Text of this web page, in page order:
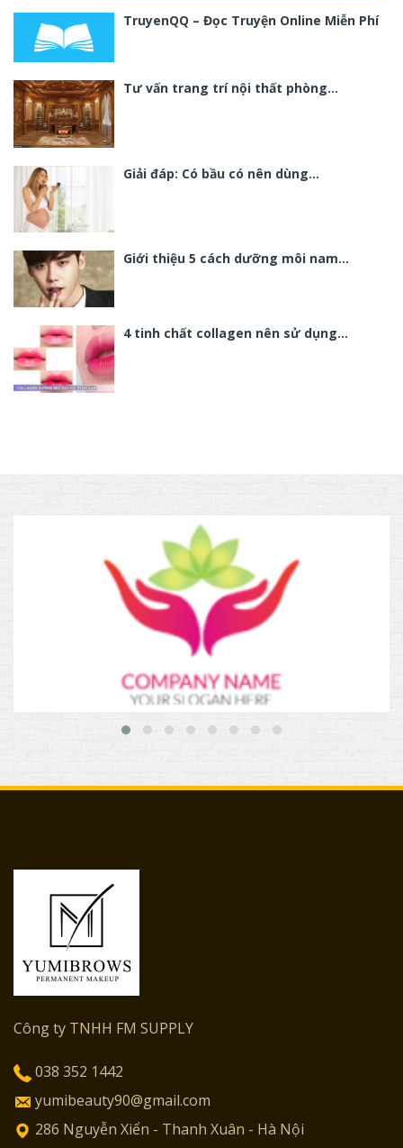
TruyenQQ – Đọc Truyện Online Miễn Phí
Tư vấn trang trí nội thất phòng…
Giải đáp: Có bầu có nên dùng…
Giới thiệu 5 cách dưỡng môi nam…
4 tinh chất collagen nên sử dụng…
Công ty TNHH FM SUPPLY
038 352 1442
yumibeauty90@gmail.com
286 Nguyễn Xiển - Thanh Xuân - Hà Nội